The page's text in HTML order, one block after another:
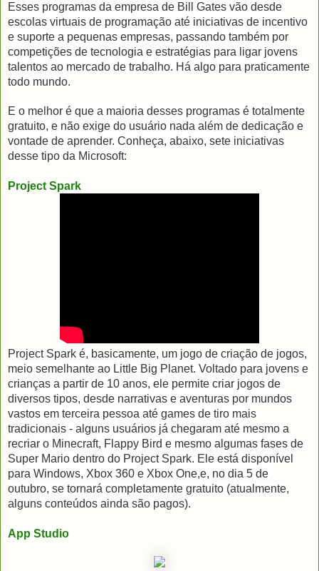
Esses programas da empresa de Bill Gates vão desde
escolas virtuais de programação até iniciativas de incentivo
e suporte a pequenas empresas, passando também por
competições de tecnologia e estratégias para ligar jovens
talentos ao mercado de trabalho. Há algo para praticamente
todo mundo.
E o melhor é que a maioria desses programas é totalmente
gratuito, e não exige do usuário nada além de dedicação e
vontade de aprender. Conheça, abaixo, sete iniciativas
desse tipo da Microsoft:
Project Spark
Project Spark é, basicamente, um jogo de criação de jogos,
meio semelhante ao Little Big Planet. Voltado para jovens e
crianças a partir de 10 anos, ele permite criar jogos de
diversos tipos, desde narrativas e aventuras por mundos
vastos em terceira pessoa até games de tiro mais
tradicionais - alguns usuários já chegaram até mesmo a
recriar o Minecraft, Flappy Bird e mesmo algumas fases de
Super Mario dentro do Project Spark. Ele está disponível
para Windows, Xbox 360 e Xbox One,e, no dia 5 de
outubro, se tornará completamente gratuito (atualmente,
alguns conteúdos ainda são pagos).
App Studio